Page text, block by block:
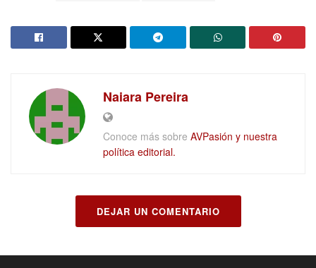
Naiara Pereira
Conoce más sobre AVPasión y nuestra
política editorial.
DEJAR UN COMENTARIO